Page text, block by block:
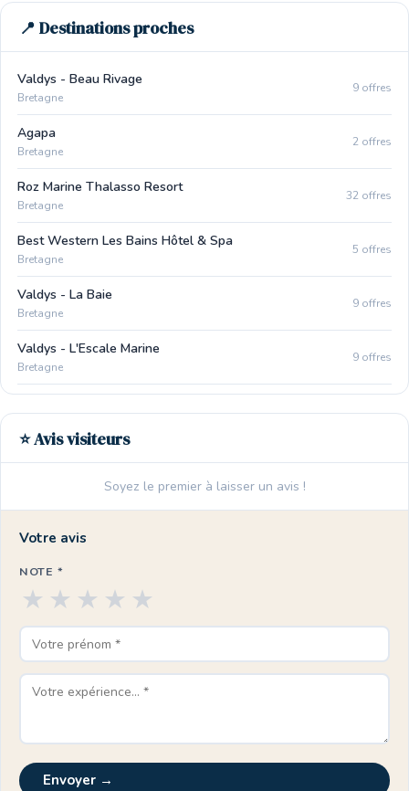
📍 Destinations proches
Valdys - Beau Rivage
Bretagne
9 offres
Agapa
Bretagne
2 offres
Roz Marine Thalasso Resort
Bretagne
32 offres
Best Western Les Bains Hôtel & Spa
Bretagne
5 offres
Valdys - La Baie
Bretagne
9 offres
Valdys - L'Escale Marine
Bretagne
9 offres
⭐ Avis visiteurs
Soyez le premier à laisser un avis !
Votre avis
NOTE *
★
★
★
★
★
Envoyer →